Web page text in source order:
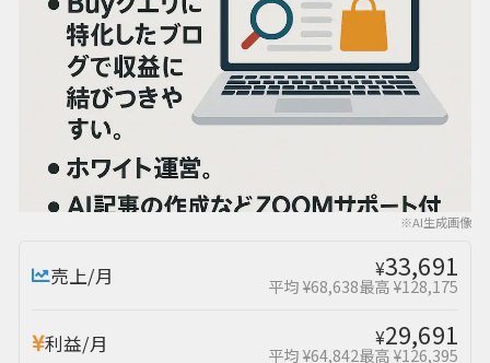
※AI生成画像
売上/月 ¥33,691
平均 ¥68,638最高 ¥128,175
利益/月 ¥29,691
平均 ¥64,842最高 ¥126,395